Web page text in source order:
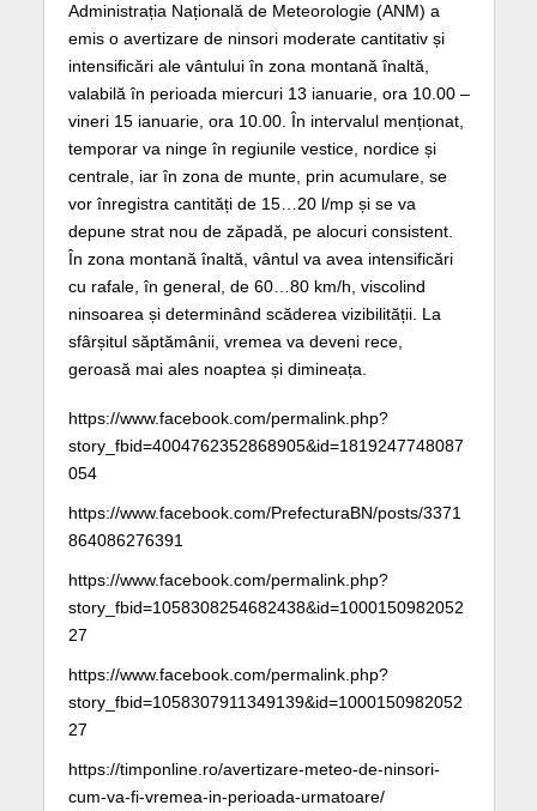
Administrația Națională de Meteorologie (ANM) a
emis o avertizare de ninsori moderate cantitativ și
intensificări ale vântului în zona montană înaltă,
valabilă în perioada miercuri 13 ianuarie, ora 10.00 –
vineri 15 ianuarie, ora 10.00. În intervalul menționat,
temporar va ninge în regiunile vestice, nordice și
centrale, iar în zona de munte, prin acumulare, se
vor înregistra cantități de 15…20 l/mp și se va
depune strat nou de zăpadă, pe alocuri consistent.
În zona montană înaltă, vântul va avea intensificări
cu rafale, în general, de 60…80 km/h, viscolind
ninsoarea și determinând scăderea vizibilității. La
sfârșitul săptămânii, vremea va deveni rece,
geroasă mai ales noaptea și dimineața.
https://www.facebook.com/permalink.php?
story_fbid=4004762352868905&id=1819247748087
054
https://www.facebook.com/PrefecturaBN/posts/3371
864086276391
https://www.facebook.com/permalink.php?
story_fbid=1058308254682438&id=1000150982052
27
https://www.facebook.com/permalink.php?
story_fbid=1058307911349139&id=1000150982052
27
https://timponline.ro/avertizare-meteo-de-ninsori-
cum-va-fi-vremea-in-perioada-urmatoare/